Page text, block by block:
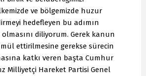
ve bölgemizde huzur
hedefleyen bu adımın
diliyorum. Gerek kanun
ettirilmesine gerekse sürecin
katkı veren başta Cumhur
Milliyetçi Hareket Partisi Genel